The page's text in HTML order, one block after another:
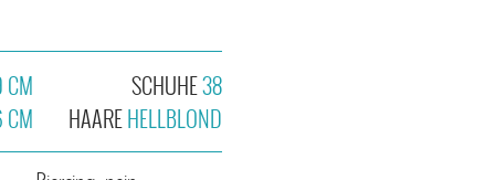
SCHUHE38
HAAREHELLBLOND